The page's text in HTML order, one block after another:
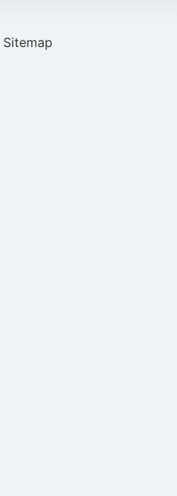
Sitemap